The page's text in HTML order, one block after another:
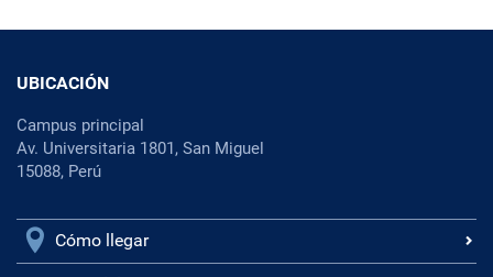
UBICACIÓN
Campus principal
Av. Universitaria 1801, San Miguel
15088, Perú
Cómo llegar